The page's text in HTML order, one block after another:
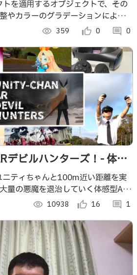
み合わせる描画の試作
を適用するオブジェクトで、その
やカラーのグラデーションによる色
の試作ですvisibility 359 thumb_up_alt 0 comment 0
デビルハンターズ！- 体感
ションバトル
ティちゃんと100m近い距離を実
量の悪魔を退治していく体感型AR
Meta Quest ProのAR機能(パスス
visibility 10938 thumb_up_alt 16 comment 1